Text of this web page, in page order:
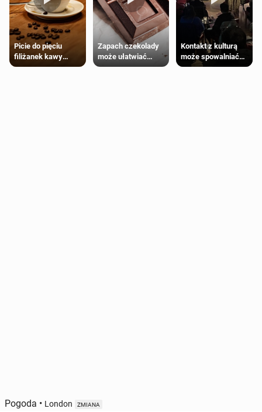
Picie do pięciu
filiżanek kawy
dziennie jest
Zapach czekolady
może ułatwiać
trening siłowy
Kontakt z kulturą
może spowalniać
starzenie
Pogoda • London ZMIANA